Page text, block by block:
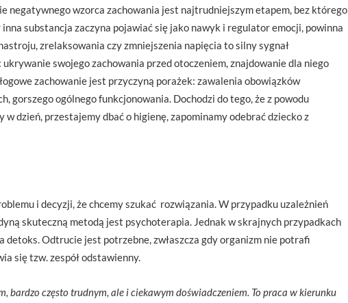
negatywnego wzorca zachowania jest najtrudniejszym etapem, bez którego
substancja zaczyna pojawiać się jako nawyk i regulator emocji, powinna
zrelaksowania czy zmniejszenia napięcia to silny sygnał
swojego zachowania przed otoczeniem, znajdowanie dla niego
zachowanie jest przyczyną porażek: zawalenia obowiązków
gorszego ogólnego funkcjonowania. Dochodzi do tego, że z powodu
dzień, przestajemy dbać o higienę, zapominamy odebrać dziecko z
i decyzji, że chcemy szukać rozwiązania. W przypadku uzależnień
skuteczną metodą jest psychoterapia. Jednak w skrajnych przypadkach
Odtrucie jest potrzebne, zwłaszcza gdy organizm nie potrafi
się tzw. zespół odstawienny.
bardzo często trudnym, ale i ciekawym doświadczeniem. To praca w kierunku